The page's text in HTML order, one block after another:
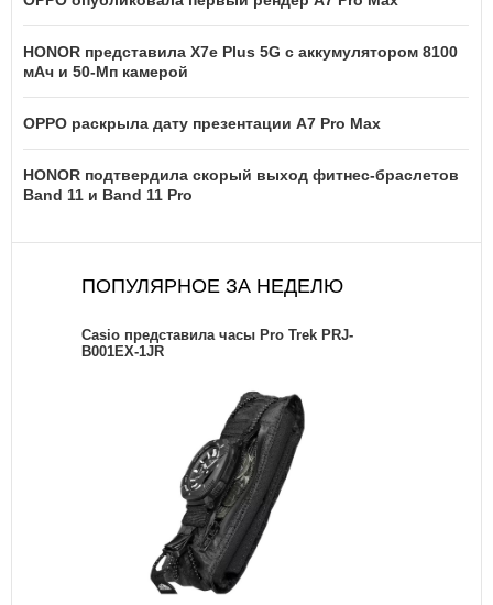
HONOR представила X7e Plus 5G с аккумулятором 8100
мАч и 50-Мп камерой
OPPO раскрыла дату презентации A7 Pro Max
HONOR подтвердила скорый выход фитнес-браслетов
Band 11 и Band 11 Pro
ПОПУЛЯРНОЕ ЗА НЕДЕЛЮ
Casio представила часы Pro Trek PRJ-
B001EX-1JR